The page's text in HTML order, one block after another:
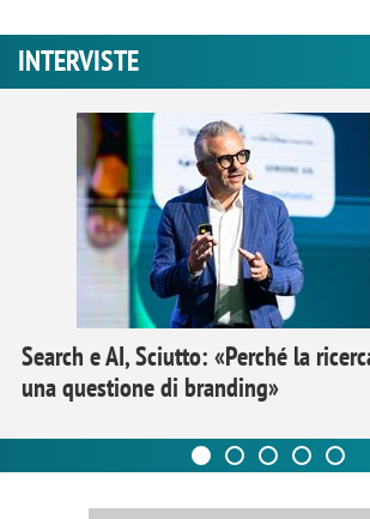
INTERVISTE
Search e AI, Sciutto: «Perché la
una questione di branding»